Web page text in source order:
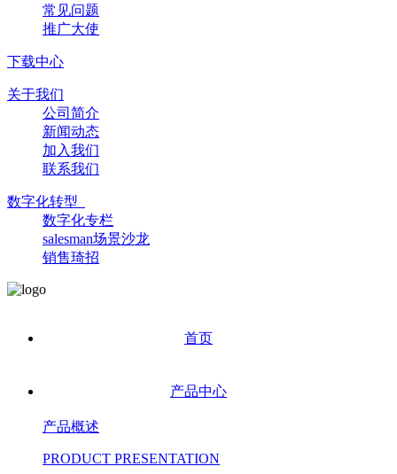
常见问题
推广大使
下载中心
关于我们
公司简介
新闻动态
加入我们
联系我们
数字化转型
数字化专栏
salesman场景沙龙
销售琦招
首页
产品中心
产品概述
PRODUCT PRESENTATION